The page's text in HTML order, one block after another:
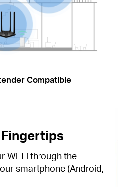
Compatible
Wi-Fi through the
smartphone (Android,